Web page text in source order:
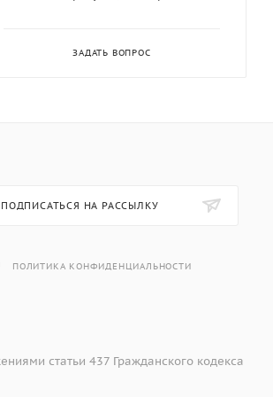
ЗАДАТЬ ВОПРОС
ПОДПИСАТЬСЯ НА РАССЫЛКУ
ПОЛИТИКА КОНФИДЕНЦИАЛЬНОСТИ
статьи 437 Гражданского кодекса